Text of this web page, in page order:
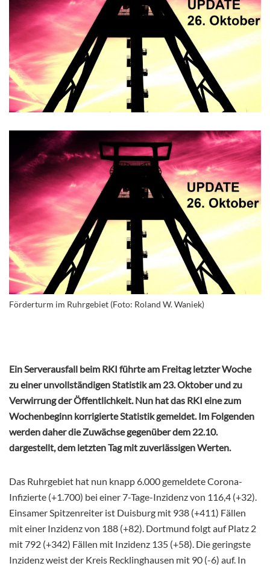
Förderturm im Ruhrgebiet (Foto: Roland W. Waniek)
Ein Serverausfall beim RKI führte am Freitag letzter Woche
zu einer unvollständigen Statistik am 23. Oktober und zu
Verwirrung der Öffentlichkeit. Nun hat das RKI eine zum
Wochenbeginn korrigierte Statistik gemeldet. Im Folgenden
werden daher die Zuwächse gegenüber dem 22.10.
dargestellt, dem letzten Tag mit zuverlässigen Werten.
Das Ruhrgebiet hat nun knapp 6.000 gemeldete Corona-
Infizierte (+1.700) bei einer 7-Tage-Inzidenz von 116,4 (+32).
Einsamer Spitzenreiter ist Duisburg mit 938 (+411) Fällen
mit einer Inzidenz von 188 (+82). Dortmund folgt auf Platz 2
mit 792 (+342) Fällen mit Inzidenz 135 (+58). Die geringste
Inzidenz weist der Kreis Recklinghausen mit 90 (-6) auf. In